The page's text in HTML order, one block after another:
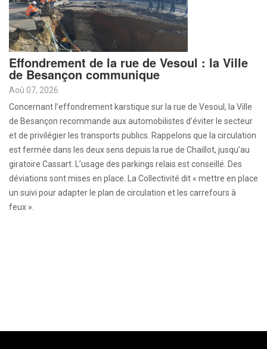
Effondrement de la rue de Vesoul : la Ville
de Besançon communique
Aoû 07, 2026
Concernant l’effondrement karstique sur la rue de Vesoul, la Ville
de Besançon recommande aux automobilistes d’éviter le secteur
et de privilégier les transports publics. Rappelons que la circulation
est fermée dans les deux sens depuis la rue de Chaillot, jusqu’au
giratoire Cassart. L’usage des parkings relais est conseillé. Des
déviations sont mises en place. La Collectivité dit « mettre en place
un suivi pour adapter le plan de circulation et les carrefours à
feux ».